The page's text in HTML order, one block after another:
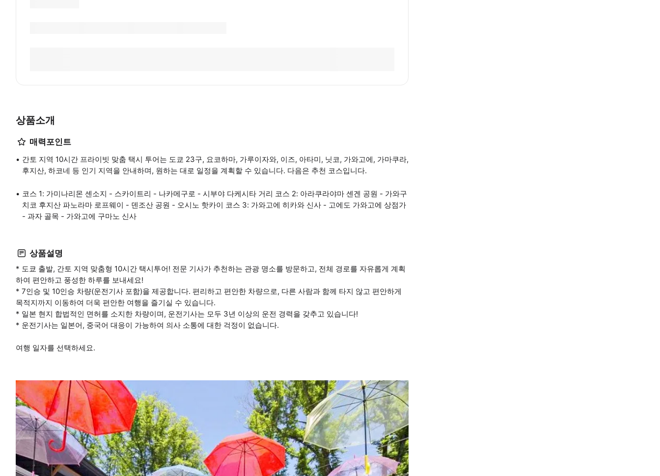
상품소개
매력포인트
간토 지역 10시간 프라이빗 맞춤 택시 투어는 도쿄 23구, 요코하마, 가루이자와, 이즈, 아타미, 닛코, 가와고에, 가마쿠라,
후지산, 하코네 등 인기 지역을 안내하며, 원하는 대로 일정을 계획할 수 있습니다. 다음은 추천 코스입니다.
코스 1: 가미나리몬 센소지 - 스카이트리 - 나카메구로 - 시부야 다케시타 거리 코스 2: 아라쿠라야마 센겐 공원 - 가와구
치코 후지산 파노라마 로프웨이 - 덴조산 공원 - 오시노 핫카이 코스 3: 가와고에 히카와 신사 - 고에도 가와고에 상점가
- 과자 골목 - 가와고에 구마노 신사
상품설명
* 도쿄 출발, 간토 지역 맞춤형 10시간 택시투어! 전문 기사가 추천하는 관광 명소를 방문하고, 전체 경로를 자유롭게 계획
하여 편안하고 풍성한 하루를 보내세요!
* 7인승 및 10인승 차량(운전기사 포함)을 제공합니다. 편리하고 편안한 차량으로, 다른 사람과 함께 타지 않고 편안하게
목적지까지 이동하여 더욱 편안한 여행을 즐기실 수 있습니다.
* 일본 현지 합법적인 면허를 소지한 차량이며, 운전기사는 모두 3년 이상의 운전 경력을 갖추고 있습니다!
* 운전기사는 일본어, 중국어 대응이 가능하여 의사 소통에 대한 걱정이 없습니다.
여행 일자를 선택하세요.